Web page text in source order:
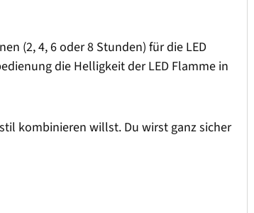
(2, 4, 6 oder 8 Stunden) für die LED
die Helligkeit der LED Flamme in
kombinieren willst. Du wirst ganz sicher